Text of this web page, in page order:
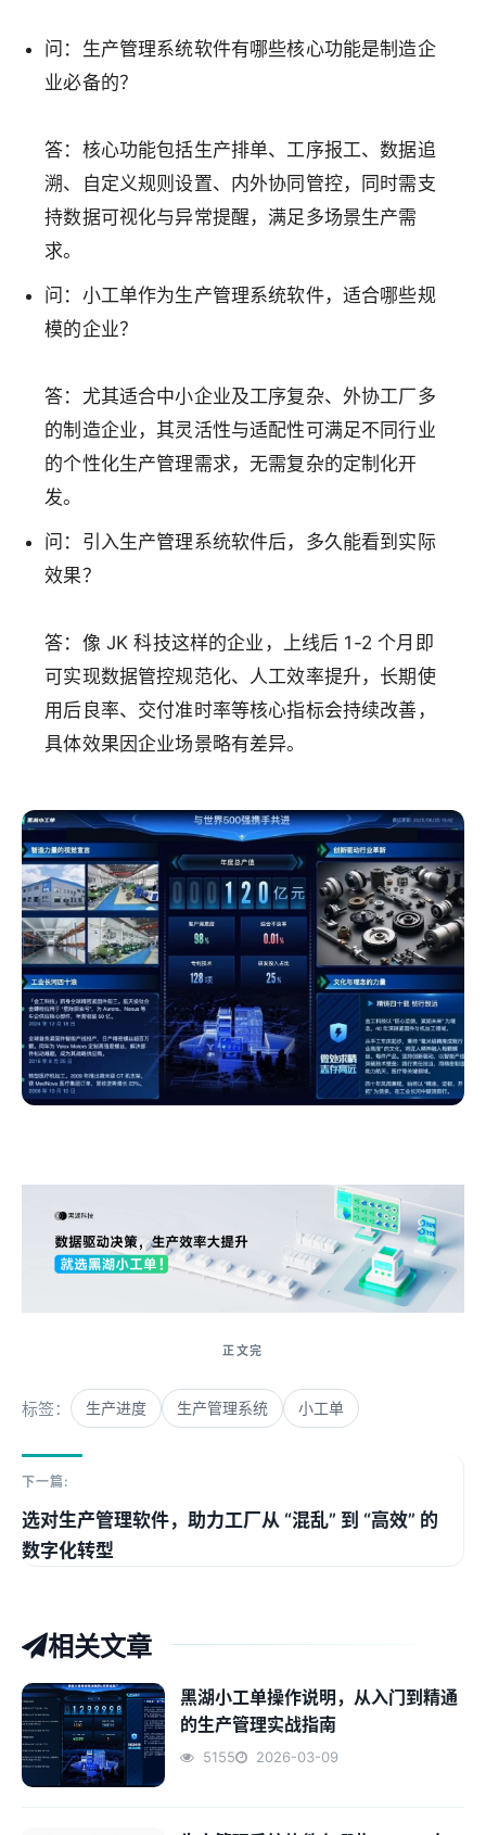
问：生产管理系统软件有哪些核心功能是制造企
业必备的？
答：核心功能包括生产排单、工序报工、数据追
溯、自定义规则设置、内外协同管控，同时需支
持数据可视化与异常提醒，满足多场景生产需
求。
问：小工单作为生产管理系统软件，适合哪些规
模的企业？
答：尤其适合中小企业及工序复杂、外协工厂多
的制造企业，其灵活性与适配性可满足不同行业
的个性化生产管理需求，无需复杂的定制化开
发。
问：引入生产管理系统软件后，多久能看到实际
效果？
答：像 JK 科技这样的企业，上线后 1-2 个月即
可实现数据管控规范化、人工效率提升，长期使
用后良率、交付准时率等核心指标会持续改善，
具体效果因企业场景略有差异。
标签： 生产进度 生产管理系统 小工单
下一篇:
选对生产管理软件，助力工厂从 “混乱” 到 “高效” 的
数字化转型
相关文章
黑湖小工单操作说明，从入门到精通
的生产管理实战指南
5155 2026-03-09